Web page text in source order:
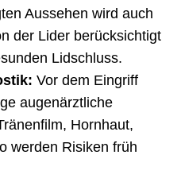
Aussehen wird auch
der Lider berücksichtigt
Lidschluss.
Vor dem Eingriff
augenärztliche
Hornhaut,
werden Risiken früh